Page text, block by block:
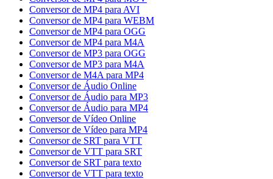
Conversor de MP4 para AVI
Conversor de MP4 para WEBM
Conversor de MP4 para OGG
Conversor de MP4 para M4A
Conversor de MP3 para OGG
Conversor de MP3 para M4A
Conversor de M4A para MP4
Conversor de Áudio Online
Conversor de Áudio para MP3
Conversor de Áudio para MP4
Conversor de Vídeo Online
Conversor de Vídeo para MP4
Conversor de SRT para VTT
Conversor de VTT para SRT
Conversor de SRT para texto
Conversor de VTT para texto